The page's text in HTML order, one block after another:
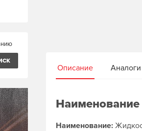
Описание Аналоги
Наименование
Наименование: